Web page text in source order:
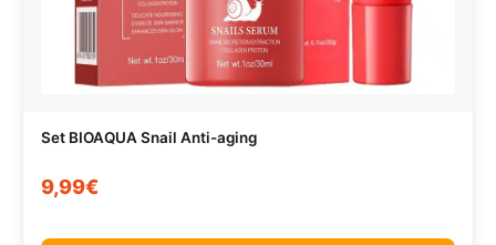
Set BIOAQUA Snail Anti-aging
9,99€